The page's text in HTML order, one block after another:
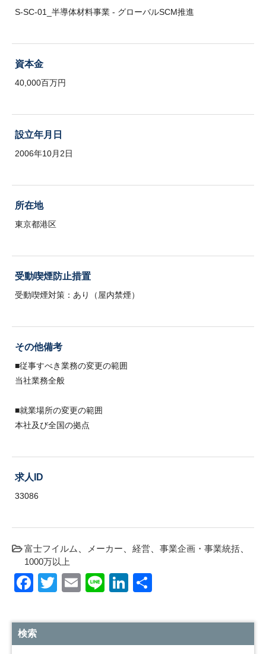
S-SC-01_半導体材料事業 - グローバルSCM推進
資本金
40,000百万円
設立年月日
2006年10月2日
所在地
東京都港区
受動喫煙防止措置
受動喫煙対策：あり（屋内禁煙）
その他備考
■従事すべき業務の変更の範囲
当社業務全般
■就業場所の変更の範囲
本社及び全国の拠点
求人ID
33086
富士フイルム メーカー 経営
事業企画・事業統括
1000万以上
Facebook
Twitter
EmailLineLinkedIn
検索